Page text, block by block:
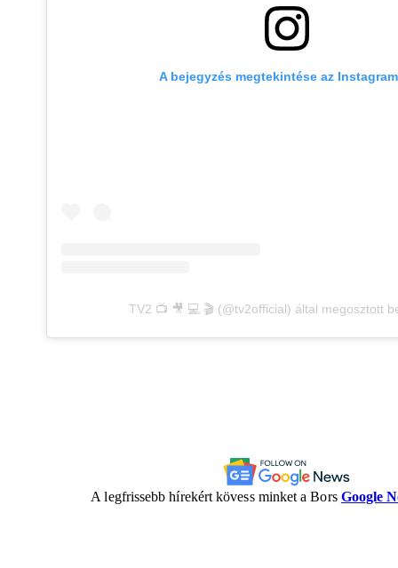
A bejegyzés megtekintése az
TV2 📺 🎥 💻 🎬 (@tv2official) által megosztott
A legfrissebb hírekért kövess minket a Bors Google